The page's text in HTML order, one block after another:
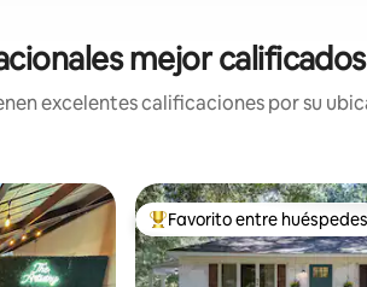
mejor
excelentes calificaciones por su
De los mejores en Favorito
Favorito entre huéspedes